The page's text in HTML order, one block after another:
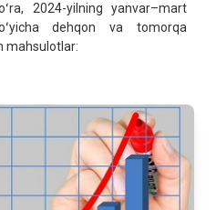
2024-yilning yanvar–mart
dehqon va tomorqa
mahsulotlar: